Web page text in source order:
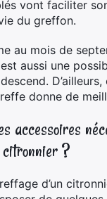
vont faciliter
du greffon.
au mois de
aussi une
D’ailleurs,
donne de
accessoires
?
d’un